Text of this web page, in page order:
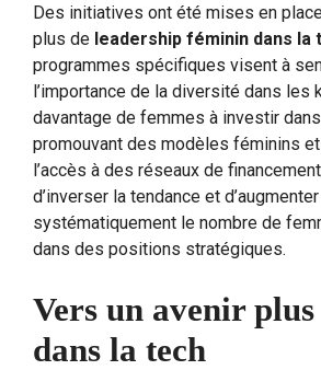
Des initiatives ont été mises en
plus de leadership féminin dans la
programmes spécifiques visent à
l’importance de la diversité dans les
davantage de femmes à investir
promouvant des modèles féminins
l’accès à des réseaux de
d’inverser la tendance et d’augmenter
systématiquement le nombre de
dans des positions stratégiques.
Vers un avenir
dans la tech